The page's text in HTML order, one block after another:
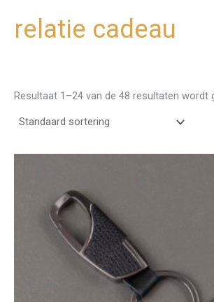
relatie cadeau
Resultaat 1–24 van de 48 resultaten wordt